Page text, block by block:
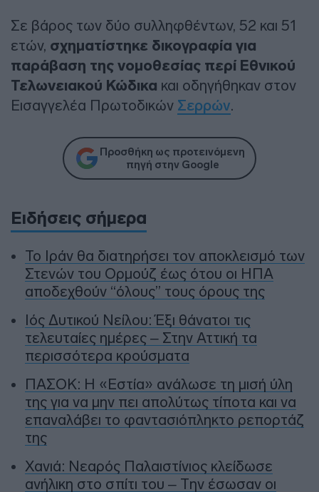
Σε βάρος των δύο συλληφθέντων, 52 και 51
ετών, σχηματίστηκε δικογραφία για
παράβαση της νομοθεσίας περί Εθνικού
Τελωνειακού Κώδικα και οδηγήθηκαν στον
Εισαγγελέα Πρωτοδικών Σερρών.
Προσθήκη ως προτεινόμενη
πηγή στην Google
Ειδήσεις σήμερα
To Ιράν θα διατηρήσει τον αποκλεισμό των
Στενών του Ορμούζ έως ότου οι ΗΠΑ
αποδεχθούν “όλους” τους όρους της
Ιός Δυτικού Νείλου: Έξι θάνατοι τις
τελευταίες ημέρες – Στην Αττική τα
περισσότερα κρούσματα
ΠΑΣΟΚ: Η «Εστία» ανάλωσε τη μισή ύλη
της για να μην πει απολύτως τίποτα και να
επαναλάβει το φαντασιόπληκτο ρεπορτάζ
της
Χανιά: Νεαρός Παλαιστίνιος κλείδωσε
ανήλικη στο σπίτι του – Την έσωσαν οι